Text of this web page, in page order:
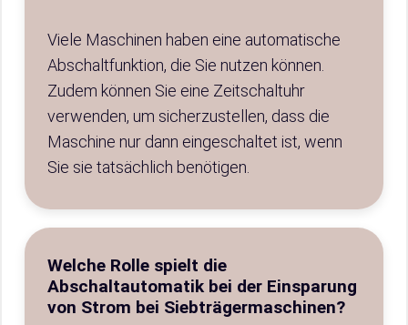
Viele Maschinen haben eine automatische
Abschaltfunktion, die Sie nutzen können.
Zudem können Sie eine Zeitschaltuhr
verwenden, um sicherzustellen, dass die
Maschine nur dann eingeschaltet ist, wenn
Sie sie tatsächlich benötigen.
Welche Rolle spielt die
Abschaltautomatik bei der Einsparung
von Strom bei Siebträgermaschinen?